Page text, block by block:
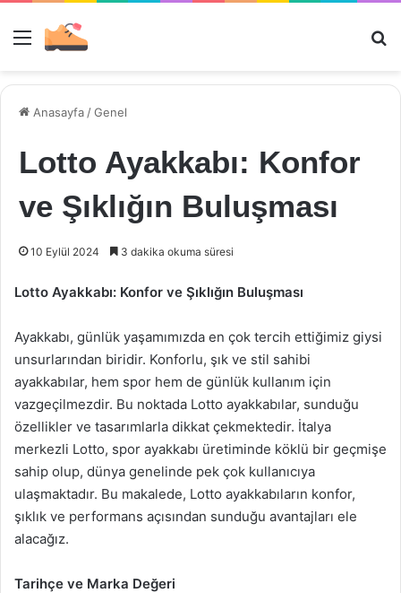
Menü
Anasayfa /Genel
Lotto Ayakkabı: Konfor
ve Şıklığın Buluşması
10 Eylül 2024 3 dakika okuma süresi
Lotto Ayakkabı: Konfor ve Şıklığın Buluşması
Ayakkabı, günlük yaşamımızda en çok tercih ettiğimiz giysi
unsurlarından biridir. Konforlu, şık ve stil sahibi
ayakkabılar, hem spor hem de günlük kullanım için
vazgeçilmezdir. Bu noktada Lotto ayakkabılar, sunduğu
özellikler ve tasarımlarla dikkat çekmektedir. İtalya
merkezli Lotto, spor ayakkabı üretiminde köklü bir geçmişe
sahip olup, dünya genelinde pek çok kullanıcıya
ulaşmaktadır. Bu makalede, Lotto ayakkabıların konfor,
şıklık ve performans açısından sunduğu avantajları ele
alacağız.
Tarihçe ve Marka Değeri